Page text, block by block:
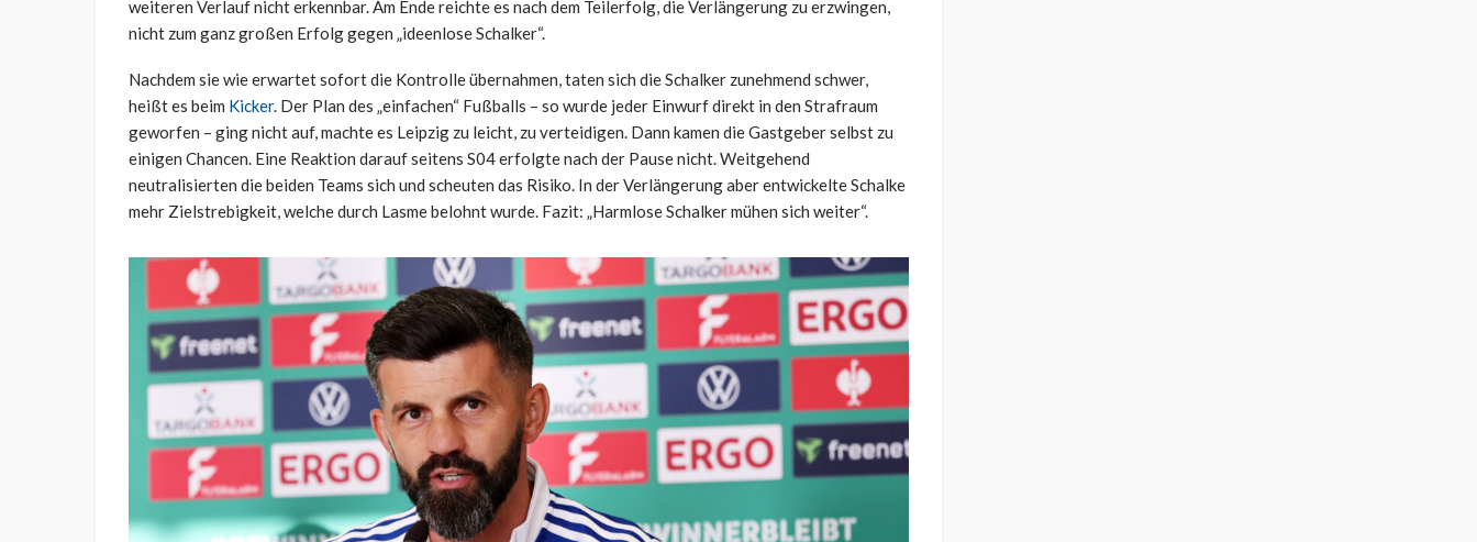
weiteren Verlauf nicht erkennbar. Am Ende reichte es nach dem Teilerfolg, die Verlängerung zu erzwingen,
nicht zum ganz großen Erfolg gegen „ideenlose Schalker“.
Nachdem sie wie erwartet sofort die Kontrolle übernahmen, taten sich die Schalker zunehmend schwer,
heißt es beim Kicker. Der Plan des „einfachen“ Fußballs – so wurde jeder Einwurf direkt in den Strafraum
geworfen – ging nicht auf, machte es Leipzig zu leicht, zu verteidigen. Dann kamen die Gastgeber selbst zu
einigen Chancen. Eine Reaktion darauf seitens S04 erfolgte nach der Pause nicht. Weitgehend
neutralisierten die beiden Teams sich und scheuten das Risiko. In der Verlängerung aber entwickelte Schalke
mehr Zielstrebigkeit, welche durch Lasme belohnt wurde. Fazit: „Harmlose Schalker mühen sich weiter“.